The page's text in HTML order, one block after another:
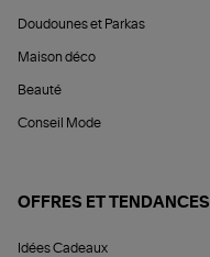
Doudounes et Parkas
Maison déco
Beauté
Conseil Mode
OFFRES ET TENDANCES
Idées Cadeaux